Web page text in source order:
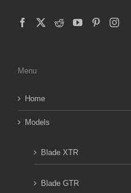
Menu
Home
Models
Blade XTR
Blade GTR